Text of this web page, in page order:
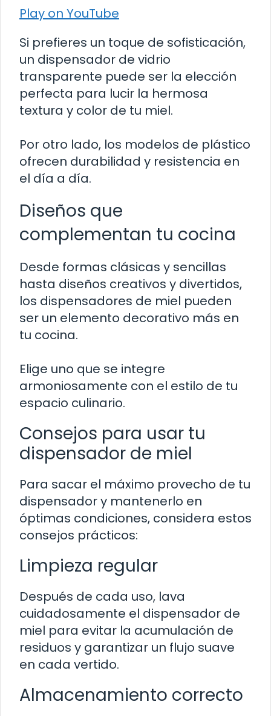
Play on YouTube
Si prefieres un toque de sofisticación,
un dispensador de vidrio
transparente puede ser la elección
perfecta para lucir la hermosa
textura y color de tu miel.
Por otro lado, los modelos de plástico
ofrecen durabilidad y resistencia en
el día a día.
Diseños que
complementan tu cocina
Desde formas clásicas y sencillas
hasta diseños creativos y divertidos,
los dispensadores de miel pueden
ser un elemento decorativo más en
tu cocina.
Elige uno que se integre
armoniosamente con el estilo de tu
espacio culinario.
Consejos para usar tu
dispensador de miel
Para sacar el máximo provecho de tu
dispensador y mantenerlo en
óptimas condiciones, considera estos
consejos prácticos:
Limpieza regular
Después de cada uso, lava
cuidadosamente el dispensador de
miel para evitar la acumulación de
residuos y garantizar un flujo suave
en cada vertido.
Almacenamiento correcto